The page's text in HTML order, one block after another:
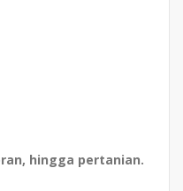
hingga pertanian.